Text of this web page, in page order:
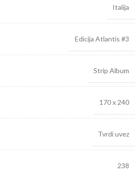
Italija
Edicija Atlantis #3
Strip Album
170 x 240
Tvrdi uvez
238